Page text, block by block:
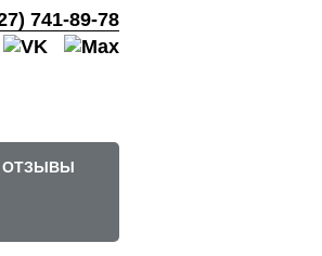
741-89-78
ОТЗЫВЫ